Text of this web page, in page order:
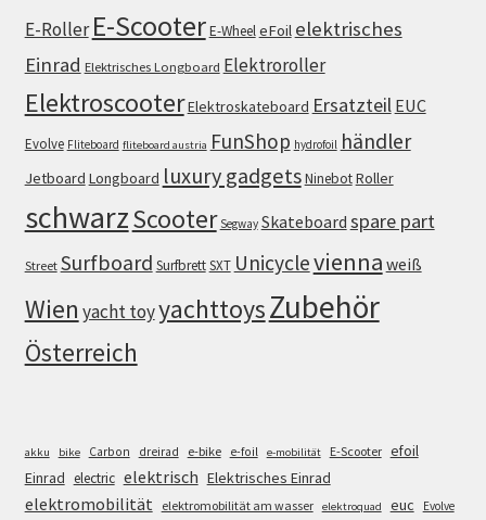
E-Roller E-ScooterE-WheeleFoil elektrisches
Einrad Elektrisches Longboard Elektroroller
ElektroscooterElektroskateboard Ersatzteil EUC
Evolve Fliteboard fliteboard austria FunShop hydrofoil händler
Jetboard Longboard luxury gadgetsNinebotRoller
schwarzScooter Segway Skateboard spare part
Street Surfboard SurfbrettSXT Unicyclevienna weiß
Wien yacht toyyachttoysZubehör
Österreich
akku bike Carbon dreirad e-bike e-foil e-mobilität E-Scooter efoil
Einrad electric elektrisch Elektrisches Einrad
elektromobilität elektromobilität am wasser elektroquad euc
Evolve